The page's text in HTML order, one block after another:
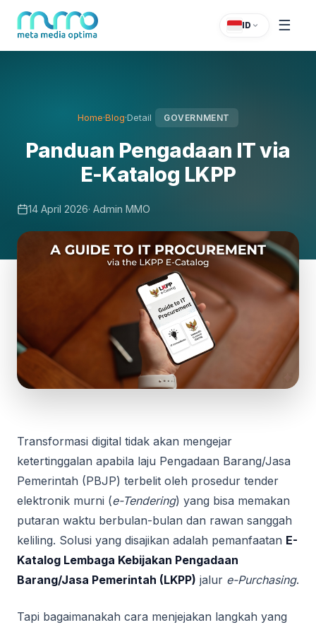
ID ☰
Home·Blog·Detail GOVERNMENT
Panduan Pengadaan IT via
E-Katalog LKPP
14 April 2026· Admin MMO
Transformasi digital tidak akan mengejar
ketertinggalan apabila laju Pengadaan Barang/Jasa
Pemerintah (PBJP) terbelit oleh prosedur tender
elektronik murni (e-Tendering) yang bisa memakan
putaran waktu berbulan-bulan dan rawan sanggah
keliling. Solusi yang disajikan adalah pemanfaatan E-
Katalog Lembaga Kebijakan Pengadaan
Barang/Jasa Pemerintah (LKPP) jalur e-Purchasing.
Tapi bagaimanakah cara menjejakan langkah yang